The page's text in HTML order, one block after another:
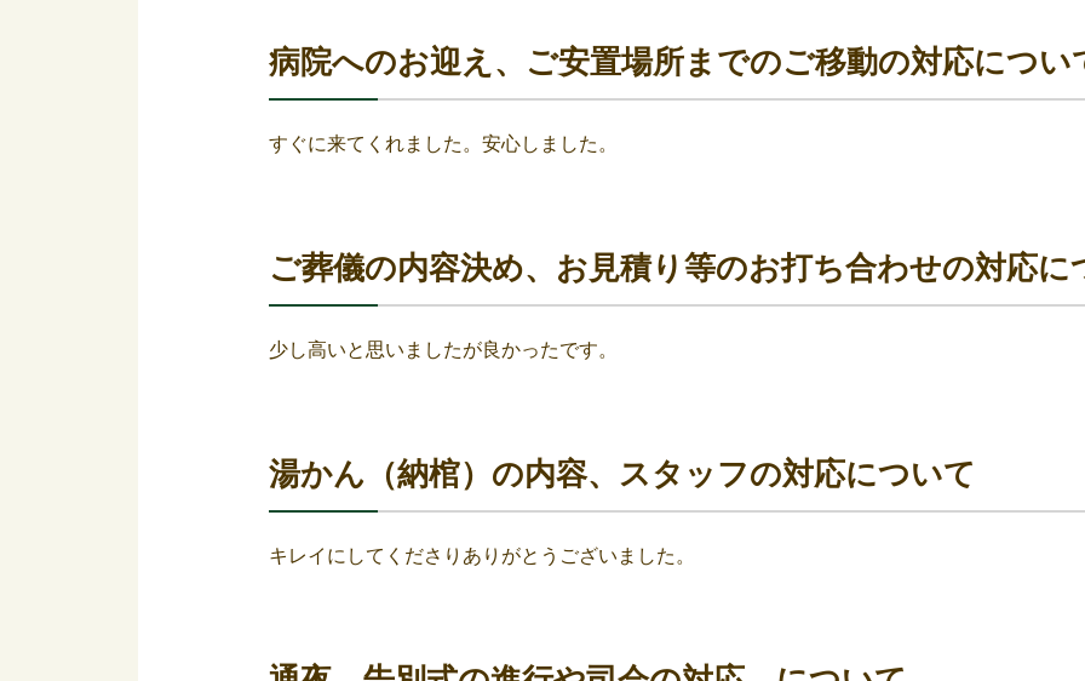
病院へのお迎え、ご安置場所までのご移動の対応につい
すぐに来てくれました。安心しました。
ご葬儀の内容決め、お見積り等のお打ち合わせの対応に
少し高いと思いましたが良かったです。
湯かん（納棺）の内容、スタッフの対応について
キレイにしてくださりありがとうございました。